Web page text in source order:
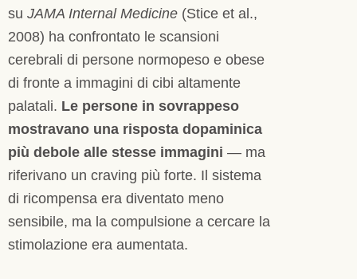
su JAMA Internal Medicine (Stice et al.,
2008) ha confrontato le scansioni
cerebrali di persone normopeso e obese
di fronte a immagini di cibi altamente
palatali. Le persone in sovrappeso
mostravano una risposta dopaminica
più debole alle stesse immagini — ma
riferivano un craving più forte. Il sistema
di ricompensa era diventato meno
sensibile, ma la compulsione a cercare la
stimolazione era aumentata.